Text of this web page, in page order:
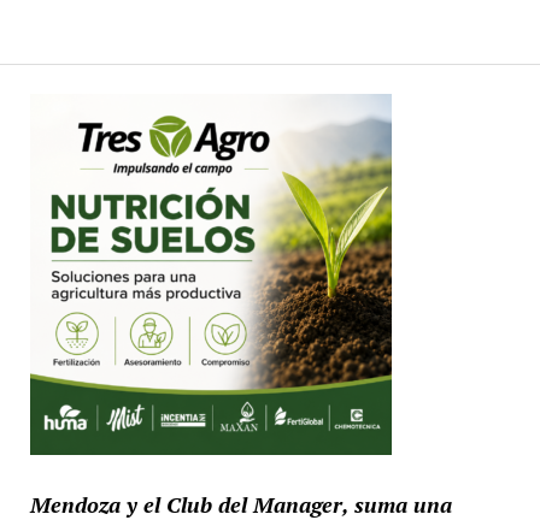
Mendoza y el Club del Manager, suma una